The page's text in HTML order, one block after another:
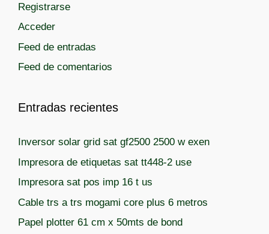
o
r
a
s
Registrarse
Acceder
Feed de entradas
Feed de comentarios
Entradas recientes
Inversor solar grid sat gf2500 2500 w exen
Impresora de etiquetas sat tt448-2 use
Impresora sat pos imp 16 t us
Cable trs a trs mogami core plus 6 metros
Papel plotter 61 cm x 50mts de bond